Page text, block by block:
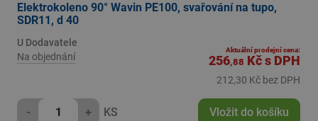
Elektrokoleno 90° Wavin PE100, svařování na tupo,
SDR11, d 40
U Dodavatele
Na objednání
Aktuální prodejní cena:
256,88 Kčs DPH
212,30 Kč bez DPH
- + KS Vložit do košíku